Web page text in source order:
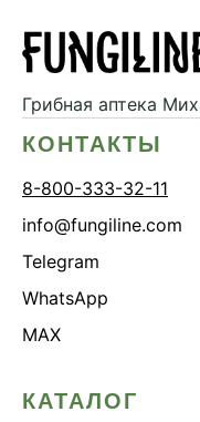
Грибная аптека
КОНТАКТЫ
8-800-333-32-11
info@fungiline.com
Telegram
WhatsApp
MAX
КАТАЛОГ